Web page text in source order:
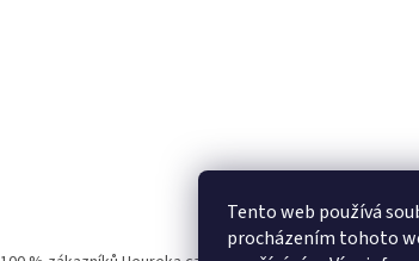
Tento web používá
procházením tohoto